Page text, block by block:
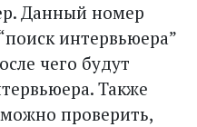
Данный номер
интервьюера”
чего будут
Также
проверить,